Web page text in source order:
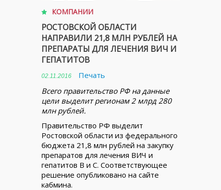
КОМПАНИИ
РОСТОВСКОЙ ОБЛАСТИ
НАПРАВИЛИ 21,8 МЛН РУБЛЕЙ НА
ПРЕПАРАТЫ ДЛЯ ЛЕЧЕНИЯ ВИЧ И
ГЕПАТИТОВ
02.11.2016
Печать
Всего правительство РФ на данные
цели выделит регионам 2 млрд 280
млн рублей.
Правительство РФ выделит
Ростовской области из федерального
бюджета 21,8 млн рублей на закупку
препаратов для лечения ВИЧ и
гепатитов В и С. Соответствующее
решение опубликовано на сайте
кабмина.